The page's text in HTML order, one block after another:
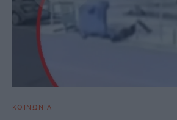
ΚΟΙΝΩΝΙΑ